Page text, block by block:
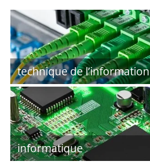
technique de l’information
informatique